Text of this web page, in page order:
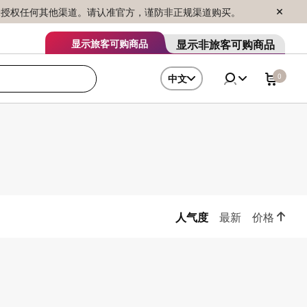
任何其他渠道。请认准官方，谨防非正规渠道购买。
显示旅客可购商品 显示非旅客可购商品
中文 0
人气度 最新 价格